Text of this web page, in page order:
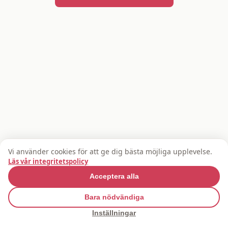
Vi använder cookies för att ge dig bästa möjliga upplevelse.
Läs vår integritetspolicy
Acceptera alla
Bara nödvändiga
Inställningar